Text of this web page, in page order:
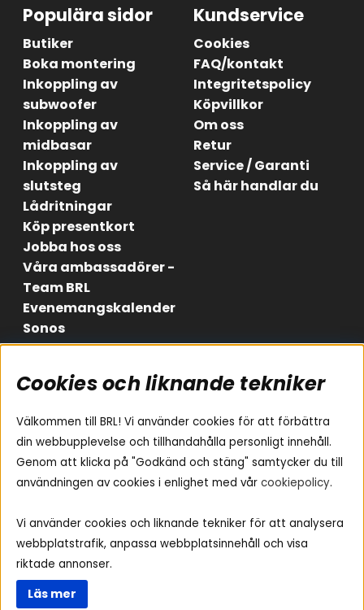
Populära sidor
Butiker
Boka montering
Inkoppling av
subwoofer
Inkoppling av
midbasar
Inkoppling av
slutsteg
Lådritningar
Köp presentkort
Jobba hos oss
Våra ambassadörer -
Team BRL
Evenemangskalender
Sonos
Kundservice
Cookies
FAQ/kontakt
Integritetspolicy
Köpvillkor
Om oss
Retur
Service / Garanti
Så här handlar du
Områden
Billjud
Hemmaljud
Medarbetare
Vad passar i min bil
Yamaha Musiccast
Ljud till A-traktorn
Ljud till båten
Ljud till lastbil
Ljus till A-traktorn
Visselblåsning
Följ oss
Instagram
Facebook
Youtube
Cookies och liknande tekniker
Välkommen till BRL! Vi använder cookies för att förbättra
din webbupplevelse och tillhandahålla personligt innehåll.
Genom att klicka på "Godkänd och stäng" samtycker du till
användningen av cookies i enlighet med vår cookiepolicy.
Vi använder cookies och liknande tekniker för att analysera
webbplatstrafik, anpassa webbplatsinnehåll och visa
riktade annonser.
Läs mer